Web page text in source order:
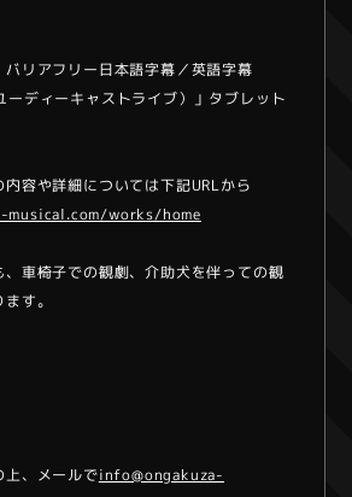
リアフリー日本語字幕／英語字幕
ーディーキャストライブ）」タブレット
容や詳細については下記URLから
works/home
車椅子での観劇、介助犬を伴っての観
す。
上、メールでinfo@ongakuza-